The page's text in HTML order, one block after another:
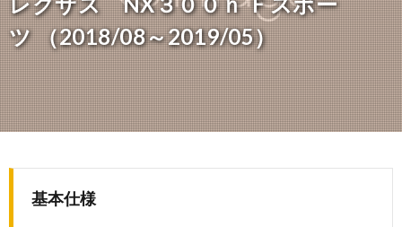
ツ （2018/08～2019/05）
基本仕様